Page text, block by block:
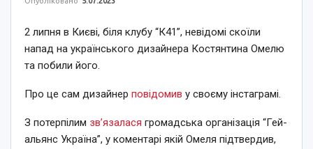
2 липня в Києві, біля клубу “К41”, невідомі скоїли
напад на українського дизайнера Костянтина Омелю
та побили його.
Про це сам дизайнер повідомив у своєму інстаграмі.
З потерпілим звʼязалася громадська організація “Гей-
альянс Україна”, у коментарі якій Омеля підтвердив,